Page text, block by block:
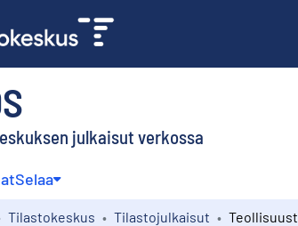
julkaisut verkossa
Selaa
Tilastokeskus Tilastojulkaisut